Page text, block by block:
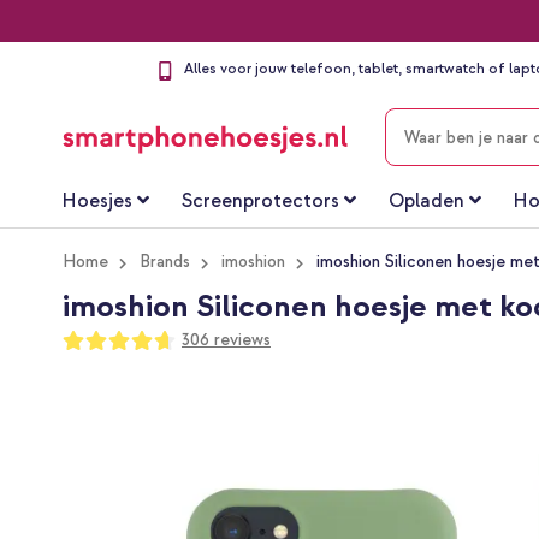
Alles voor jouw telefoon, tablet, smartwatch of
ZOEKEN
Hoesjes Screenprotectors Opladen
Home Brands imoshion imoshion Siliconen hoesje
imoshion Siliconen hoesje met
Waardering:
93
100
306 reviews